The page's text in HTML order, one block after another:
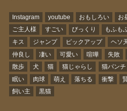
Instagram youtube おもしろい お
ご主人様
すごい びっくり もふも
キス
ジャンプ ピックアップ ヘソ
仲良し
凄い 可愛い 喧嘩 失敗
散歩
犬 猫 猫じゃらし 猫パンチ
眠い
肉球 萌え 落ちる 衝撃
飼い主
黒猫